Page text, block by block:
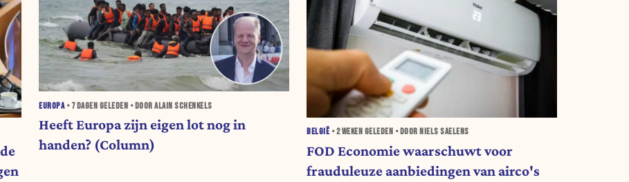
EUROPA• 7 DAGEN GELEDEN • DOOR ALAIN SCHENKELS
Heeft Europa zijn eigen lot nog in
handen? (Column)
BELGIË •2 WEKEN GELEDEN • DOOR NIELS SAELENS
FOD Economie waarschuwt voor
frauduleuze aanbiedingen van airco's